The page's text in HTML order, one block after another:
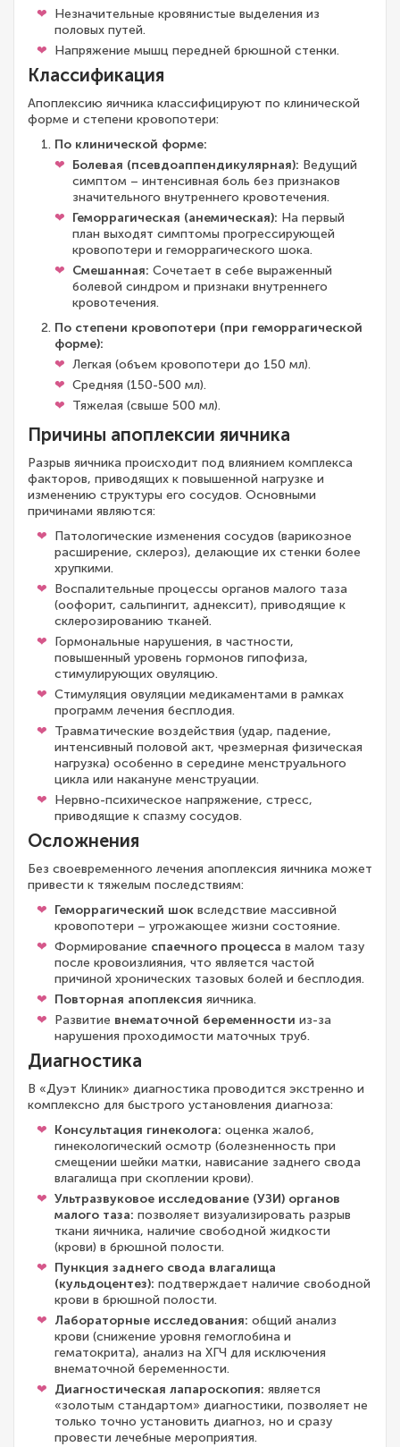
Незначительные кровянистые выделения из
половых путей.
Напряжение мышц передней брюшной стенки.
Классификация
Апоплексию яичника классифицируют по клинической
форме и степени кровопотери:
По клинической форме:
Болевая (псевдоаппендикулярная): Ведущий
симптом – интенсивная боль без признаков
значительного внутреннего кровотечения.
Геморрагическая (анемическая): На первый
план выходят симптомы прогрессирующей
кровопотери и геморрагического шока.
Смешанная: Сочетает в себе выраженный
болевой синдром и признаки внутреннего
кровотечения.
По степени кровопотери (при геморрагической
форме):
Легкая (объем кровопотери до 150 мл).
Средняя (150-500 мл).
Тяжелая (свыше 500 мл).
Причины апоплексии яичника
Разрыв яичника происходит под влиянием комплекса
факторов, приводящих к повышенной нагрузке и
изменению структуры его сосудов. Основными
причинами являются:
Патологические изменения сосудов (варикозное
расширение, склероз), делающие их стенки более
хрупкими.
Воспалительные процессы органов малого таза
(оофорит, сальпингит, аднексит), приводящие к
склерозированию тканей.
Гормональные нарушения, в частности,
повышенный уровень гормонов гипофиза,
стимулирующих овуляцию.
Стимуляция овуляции медикаментами в рамках
программ лечения бесплодия.
Травматические воздействия (удар, падение,
интенсивный половой акт, чрезмерная физическая
нагрузка) особенно в середине менструального
цикла или накануне менструации.
Нервно-психическое напряжение, стресс,
приводящие к спазму сосудов.
Осложнения
Без своевременного лечения апоплексия яичника может
привести к тяжелым последствиям:
Геморрагический шок вследствие массивной
кровопотери – угрожающее жизни состояние.
Формирование спаечного процесса в малом тазу
после кровоизлияния, что является частой
причиной хронических тазовых болей и бесплодия.
Повторная апоплексия яичника.
Развитие внематочной беременности из-за
нарушения проходимости маточных труб.
Диагностика
В «Дуэт Клиник» диагностика проводится экстренно и
комплексно для быстрого установления диагноза:
Консультация гинеколога: оценка жалоб,
гинекологический осмотр (болезненность при
смещении шейки матки, нависание заднего свода
влагалища при скоплении крови).
Ультразвуковое исследование (УЗИ) органов
малого таза: позволяет визуализировать разрыв
ткани яичника, наличие свободной жидкости
(крови) в брюшной полости.
Пункция заднего свода влагалища
(кульдоцентез): подтверждает наличие свободной
крови в брюшной полости.
Лабораторные исследования: общий анализ
крови (снижение уровня гемоглобина и
гематокрита), анализ на ХГЧ для исключения
внематочной беременности.
Диагностическая лапароскопия: является
«золотым стандартом» диагностики, позволяет не
только точно установить диагноз, но и сразу
провести лечебные мероприятия.